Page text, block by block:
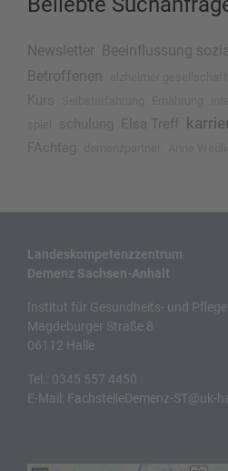
Newsletter Beeinflussung
Betroffenen
Elsa Treff
Landeskompetenzzentrum
Demenz Sachsen-Anhalt
Institut für Gesundheits- und
Magdeburger Straße 8
06112 Halle
Tel.: 0345 557 4450
E-Mail: FachstelleDemenz-ST@uk-